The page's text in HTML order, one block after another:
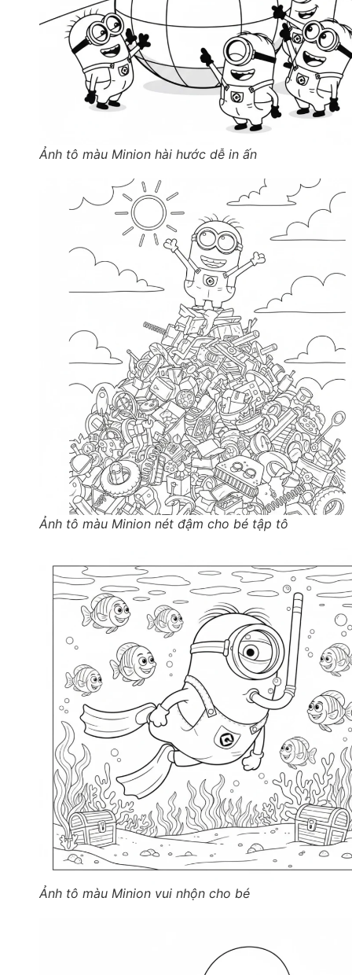
Ảnh tô màu Minion hài hước dễ in ấn
Ảnh tô màu Minion nét đậm cho bé tập tô
Ảnh tô màu Minion vui nhộn cho bé